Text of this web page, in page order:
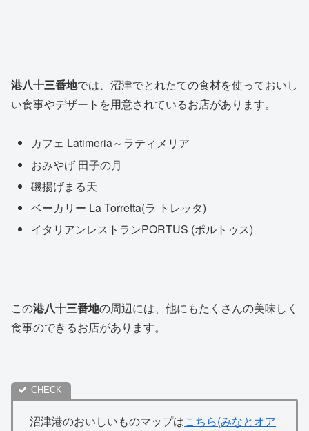
港八十三番地では、沼津でとれたての食材を使っておいし
い食事やデザートを用意されているお店があります。
カフェ Latimeria～ラティメリア
おみやげ 田子の月
磯揚げまる天
ベーカリー La Torretta(ラ トレッタ)
イタリアンレストランPORTUS (ポルトゥス)
この港八十三番地の周辺には、他にもたくさんの美味しく
食事のできるお店があります。
沼津港のおいしいものマップはこちら(みなとオア